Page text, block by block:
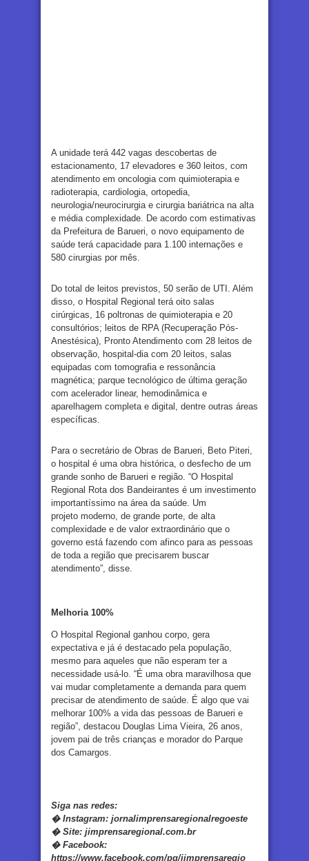
A unidade terá 442 vagas descobertas de
estacionamento, 17 elevadores e 360 leitos, com
atendimento em oncologia com quimioterapia e
radioterapia, cardiologia, ortopedia,
neurologia/neurocirurgia e cirurgia bariátrica na alta
e média complexidade. De acordo com estimativas
da Prefeitura de Barueri, o novo equipamento de
saúde terá capacidade para 1.100 internações e
580 cirurgias por mês.
Do total de leitos previstos, 50 serão de UTI. Além
disso, o Hospital Regional terá oito salas
cirúrgicas, 16 poltronas de quimioterapia e 20
consultórios; leitos de RPA (Recuperação Pós-
Anestésica), Pronto Atendimento com 28 leitos de
observação, hospital-dia com 20 leitos, salas
equipadas com tomografia e ressonância
magnética; parque tecnológico de última geração
com acelerador linear, hemodinâmica e
aparelhagem completa e digital, dentre outras áreas
específicas.
Para o secretário de Obras de Barueri, Beto Piteri,
o hospital é uma obra histórica, o desfecho de um
grande sonho de Barueri e região. “O Hospital
Regional Rota dos Bandeirantes é um investimento
importantíssimo na área da saúde. Um
projeto moderno, de grande porte, de alta
complexidade e de valor extraordinário que o
governo está fazendo com afinco para as pessoas
de toda a região que precisarem buscar
atendimento”, disse.
Melhoria 100%
O Hospital Regional ganhou corpo, gera
expectativa e já é destacado pela população,
mesmo para aqueles que não esperam ter a
necessidade usá-lo. “É uma obra maravilhosa que
vai mudar completamente a demanda para quem
precisar de atendimento de saúde. É algo que vai
melhorar 100% a vida das pessoas de Barueri e
região”, destacou Douglas Lima Vieira, 26 anos,
jovem pai de três crianças e morador do Parque
dos Camargos.
Siga nas redes:
�Instagram: jornalimprensaregionalregoeste
�Site: jimprensaregional.com.br
�Facebook:
https://www.facebook.com/pg/jimprensaregio